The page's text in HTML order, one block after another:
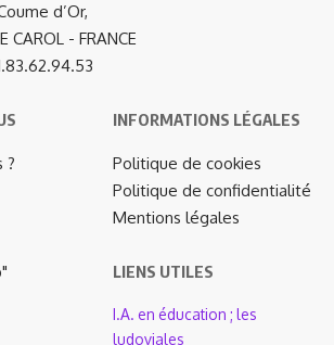
d’Or,
CAROL - FRANCE
?
INFORMATIONS LÉGALES
Politique de cookies
Politique de confidentialité
Mentions légales
LIENS UTILES
I.A. en éducation ; les
ludoviales